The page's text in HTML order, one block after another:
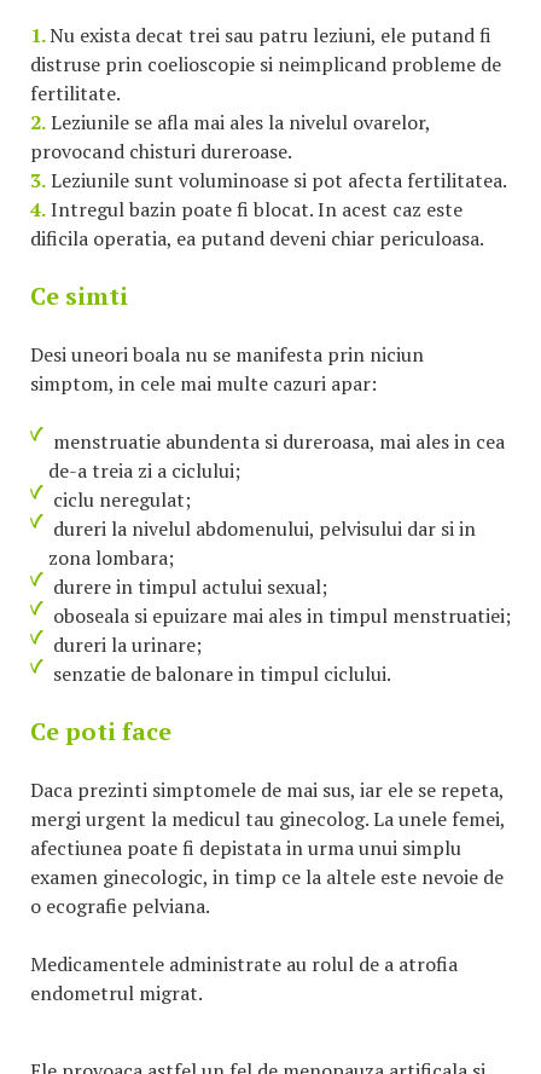
1.Nu exista decat trei sau patru leziuni, ele putand fi
distruse prin coelioscopie si neimplicand probleme de
fertilitate.
2.Leziunile se afla mai ales la nivelul ovarelor,
provocand chisturi dureroase.
3.Leziunile sunt voluminoase si pot afecta fertilitatea.
4.Intregul bazin poate fi blocat. In acest caz este
dificila operatia, ea putand deveni chiar periculoasa.
Ce simti
Desi uneori boala nu se manifesta prin niciun
simptom, in cele mai multe cazuri apar:
menstruatie abundenta si dureroasa, mai ales in cea
de-a treia zi a ciclului;
ciclu neregulat;
dureri la nivelul abdomenului, pelvisului dar si in
zona lombara;
durere in timpul actului sexual;
oboseala si epuizare mai ales in timpul menstruatiei;
dureri la urinare;
senzatie de balonare in timpul ciclului.
Ce poti face
Daca prezinti simptomele de mai sus, iar ele se repeta,
mergi urgent la medicul tau ginecolog. La unele femei,
afectiunea poate fi depistata in urma unui simplu
examen ginecologic, in timp ce la altele este nevoie de
o ecografie pelviana.
Medicamentele administrate au rolul de a atrofia
endometrul migrat.